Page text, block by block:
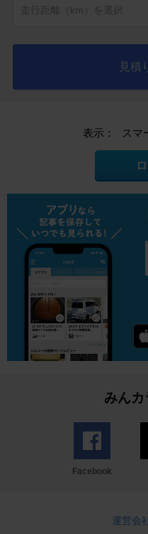
見積
表示： スマ
みん
Facebook
運営会